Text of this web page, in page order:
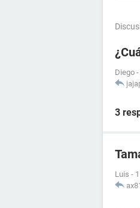
Diego -
3
Luis -